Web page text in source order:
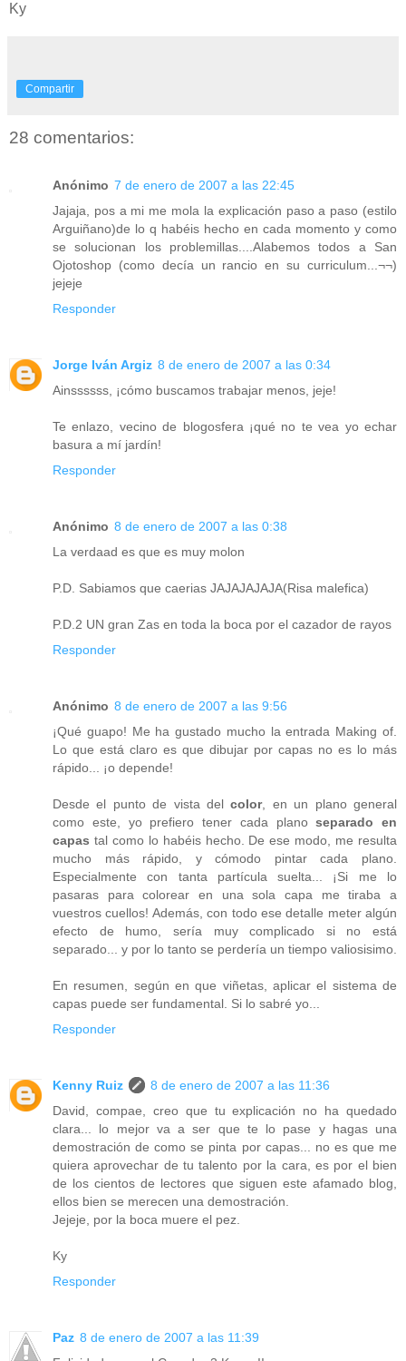
Ky
Compartir
28 comentarios:
Anónimo 7 de enero de 2007 a las 22:45
Jajaja, pos a mi me mola la explicación paso a paso (estilo
Arguiñano)de lo q habéis hecho en cada momento y como
se solucionan los problemillas....Alabemos todos a San
Ojotoshop (como decía un rancio en su curriculum...¬¬)
jejeje
Responder
Jorge Iván Argiz 8 de enero de 2007 a las 0:34
Ainssssss, ¡cómo buscamos trabajar menos, jeje!
Te enlazo, vecino de blogosfera ¡qué no te vea yo echar
basura a mí jardín!
Responder
Anónimo 8 de enero de 2007 a las 0:38
La verdaad es que es muy molon
P.D. Sabiamos que caerias JAJAJAJAJA(Risa malefica)
P.D.2 UN gran Zas en toda la boca por el cazador de rayos
Responder
Anónimo 8 de enero de 2007 a las 9:56
¡Qué guapo! Me ha gustado mucho la entrada Making of.
Lo que está claro es que dibujar por capas no es lo más
rápido... ¡o depende!
Desde el punto de vista delcolor, en un plano general
como este, yo prefiero tener cada planoseparado en
capas tal como lo habéis hecho. De ese modo, me resulta
mucho más rápido, y cómodo pintar cada plano.
Especialmente con tanta partícula suelta... ¡Si me lo
pasaras para colorear en una sola capa me tiraba a
vuestros cuellos! Además, con todo ese detalle meter algún
efecto de humo, sería muy complicado si no está
separado... y por lo tanto se perdería un tiempo valiosisimo.
En resumen, según en que viñetas, aplicar el sistema de
capas puede ser fundamental. Si lo sabré yo...
Responder
Kenny Ruiz
8 de enero de 2007 a las 11:36
David, compae, creo que tu explicación no ha quedado
clara... lo mejor va a ser que te lo pase y hagas una
demostración de como se pinta por capas... no es que me
quiera aprovechar de tu talento por la cara, es por el bien
de los cientos de lectores que siguen este afamado blog,
ellos bien se merecen una demostración.
Jejeje, por la boca muere el pez.
Ky
Responder
Paz 8 de enero de 2007 a las 11:39